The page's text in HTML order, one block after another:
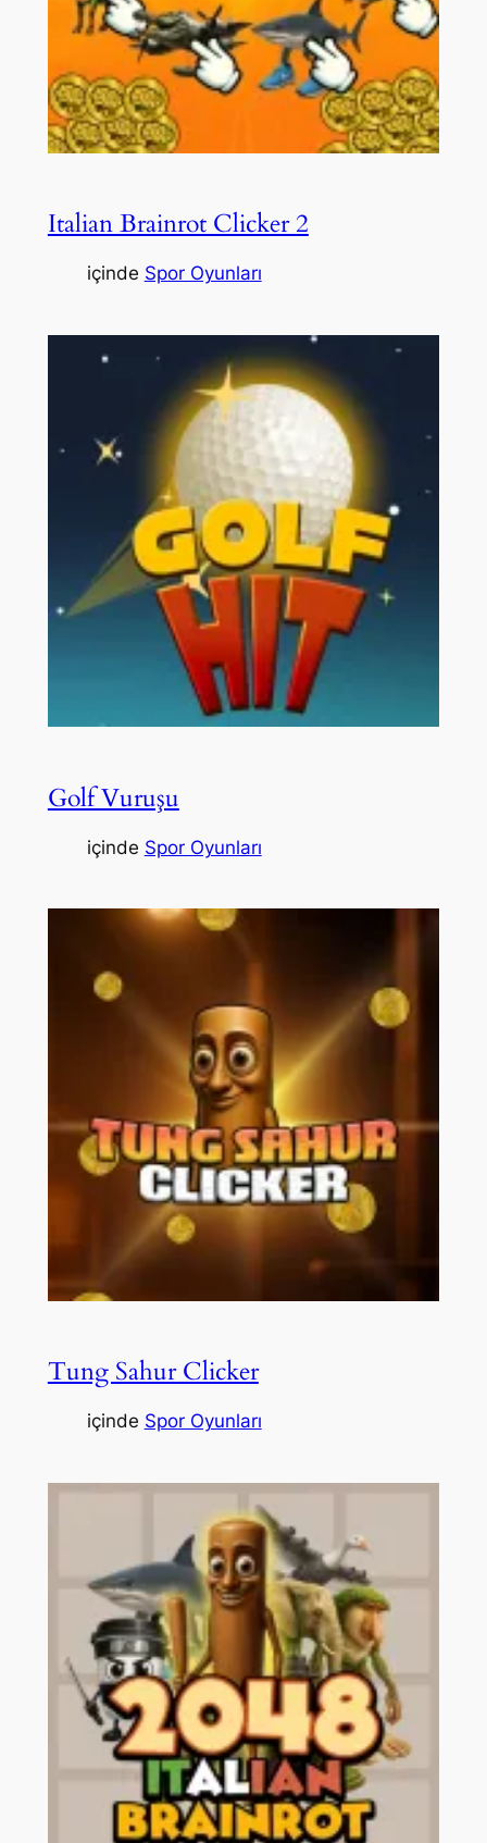
Italian Brainrot Clicker 2
içinde Spor Oyunları
Golf Vuruşu
içinde Spor Oyunları
Tung Sahur Clicker
içinde Spor Oyunları